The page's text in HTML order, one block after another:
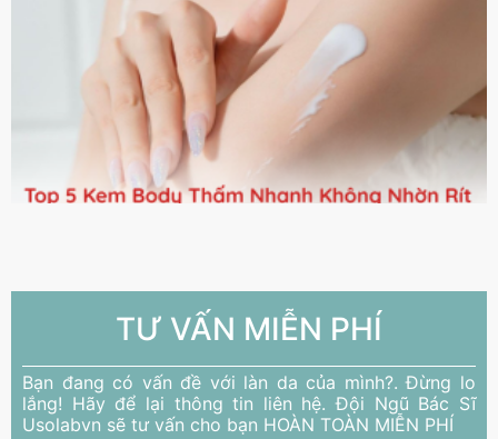
TƯ VẤN MIỄN PHÍ
Bạn đang có vấn đề với làn da của mình?. Đừng lo
lắng! Hãy để lại thông tin liên hệ. Đội Ngũ Bác Sĩ
Usolabvn sẽ tư vấn cho bạn HOÀN TOÀN MIỄN PHÍ